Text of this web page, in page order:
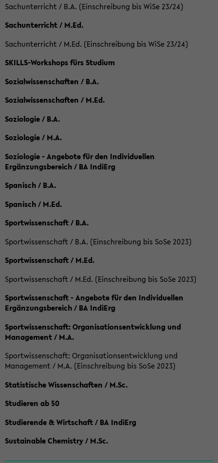
Sachunterricht / B.A. (Einschreibung bis WiSe 23/24)
Sachunterricht / M.Ed.
Sachunterricht / M.Ed. (Einschreibung bis WiSe 23/24)
SKILLS-Workshops fürs Studium
Sozialwissenschaften / B.A.
Sozialwissenschaften / M.Ed.
Soziologie / B.A.
Soziologie / M.A.
Soziologie - Angebote für den Individuellen
Ergänzungsbereich / BA IndiErg
Spanisch / B.A.
Spanisch / M.Ed.
Sportwissenschaft / B.A.
Sportwissenschaft / B.A. (Einschreibung bis SoSe 2023)
Sportwissenschaft / M.Ed.
Sportwissenschaft / M.Ed. (Einschreibung bis SoSe 2023)
Sportwissenschaft - Angebote für den Individuellen
Ergänzungsbereich / BA IndiErg
Sportwissenschaft: Organisationsentwicklung und
Management / M.A.
Sportwissenschaft: Organisationsentwicklung und
Management / M.A. (Einschreibung bis SoSe 2023)
Statistische Wissenschaften / M.Sc.
Studieren ab 50
Studierende & Wirtschaft / BA IndiErg
Sustainable Chemistry / M.Sc.